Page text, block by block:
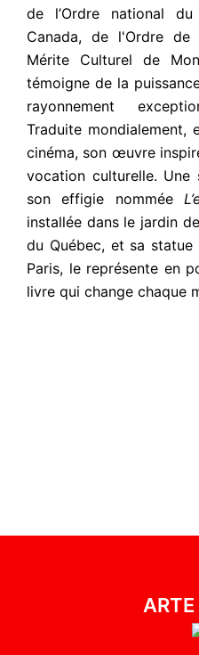
de l’Ordre national
Canada, de l'Ordre de
Mérite Culturel de
témoigne de la
rayonnement
Traduite mondialement,
cinéma, son œuvre
vocation culturelle. Une
son effigie nommée
installée dans le jardin
du Québec, et sa
Paris, le représente en
livre qui change chaque